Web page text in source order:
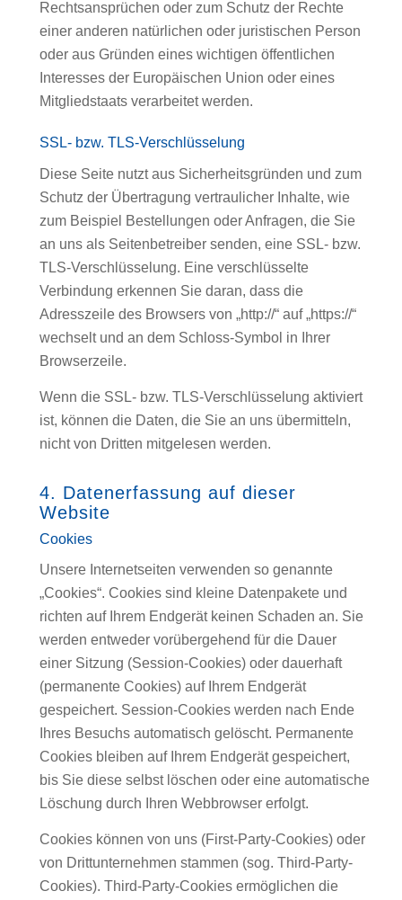
Rechtsansprüchen oder zum Schutz der Rechte
einer anderen natürlichen oder juristischen Person
oder aus Gründen eines wichtigen öffentlichen
Interesses der Europäischen Union oder eines
Mitgliedstaats verarbeitet werden.
SSL- bzw. TLS-Verschlüsselung
Diese Seite nutzt aus Sicherheitsgründen und zum
Schutz der Übertragung vertraulicher Inhalte, wie
zum Beispiel Bestellungen oder Anfragen, die Sie
an uns als Seitenbetreiber senden, eine SSL- bzw.
TLS-Verschlüsselung. Eine verschlüsselte
Verbindung erkennen Sie daran, dass die
Adresszeile des Browsers von „http://“ auf „https://“
wechselt und an dem Schloss-Symbol in Ihrer
Browserzeile.
Wenn die SSL- bzw. TLS-Verschlüsselung aktiviert
ist, können die Daten, die Sie an uns übermitteln,
nicht von Dritten mitgelesen werden.
4. Datenerfassung auf dieser
Website
Cookies
Unsere Internetseiten verwenden so genannte
„Cookies“. Cookies sind kleine Datenpakete und
richten auf Ihrem Endgerät keinen Schaden an. Sie
werden entweder vorübergehend für die Dauer
einer Sitzung (Session-Cookies) oder dauerhaft
(permanente Cookies) auf Ihrem Endgerät
gespeichert. Session-Cookies werden nach Ende
Ihres Besuchs automatisch gelöscht. Permanente
Cookies bleiben auf Ihrem Endgerät gespeichert,
bis Sie diese selbst löschen oder eine automatische
Löschung durch Ihren Webbrowser erfolgt.
Cookies können von uns (First-Party-Cookies) oder
von Drittunternehmen stammen (sog. Third-Party-
Cookies). Third-Party-Cookies ermöglichen die